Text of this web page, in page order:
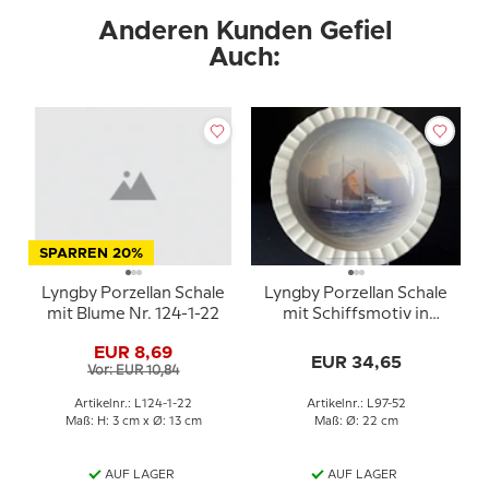
Anderen Kunden Gefiel
Auch:
SPARREN 20%
Lyngby Porzellan Schale
mit Blume Nr. 124-1-22
EUR 8,69
Vor: EUR 10,84
Artikelnr.: L124-1-22
Maß: H: 3 cm x Ø: 13 cm
AUF LAGER
Lyngby Porzellan Schale
mit Schiffsmotiv in
EUR 34,65
Artikelnr.: L97-52
Maß: Ø: 22 cm
AUF LAGER